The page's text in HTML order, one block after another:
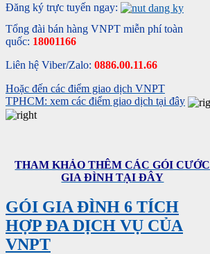
Đăng ký trực tuyến ngay:
Tổng đài bán hàng VNPT miễn phí toàn
quốc: 18001166
Liên hệ Viber/Zalo: 0886.00.11.66
Hoặc đến các điểm giao dịch VNPT
TPHCM: xem các điểm giao dịch tại đây
THAM KHẢO THÊM CÁC GÓI CƯỚC
GIA ĐÌNH TẠI ĐÂY
GÓI GIA ĐÌNH 6 TÍCH
HỢP ĐA DỊCH VỤ CỦA
VNPT